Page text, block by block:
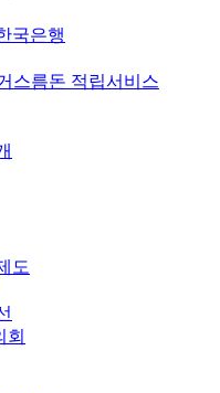
국은행
스름돈 적립서비스
도
회